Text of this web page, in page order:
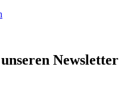
Newsletter